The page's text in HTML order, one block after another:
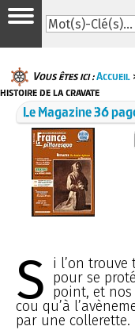
Vous êtes ici :Accueil
histoire de la cravate
Le Magazine 36
S i l’on
pour se
point, et nos
cou qu’à
par une collerette.